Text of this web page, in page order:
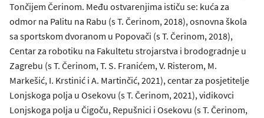
Tončijem Čerinom. Među ostvarenjima ističu se: kuća za
odmor na Palitu na Rabu (s T. Čerinom, 2018), osnovna škola
sa sportskom dvoranom u Popovači (s T. Čerinom, 2018),
Centar za robotiku na Fakultetu strojarstva i brodogradnje u
Zagrebu (s T. Čerinom, T. S. Franićem, V. Risterom, M.
Markešić, I. Krstinić i A. Martinčić, 2021), centar za posjetitelje
Lonjskoga polja u Osekovu (s T. Čerinom, 2021), vidikovci
Lonjskoga polja u Čigoču, Repušnici i Osekovu (s T. Čerinom,